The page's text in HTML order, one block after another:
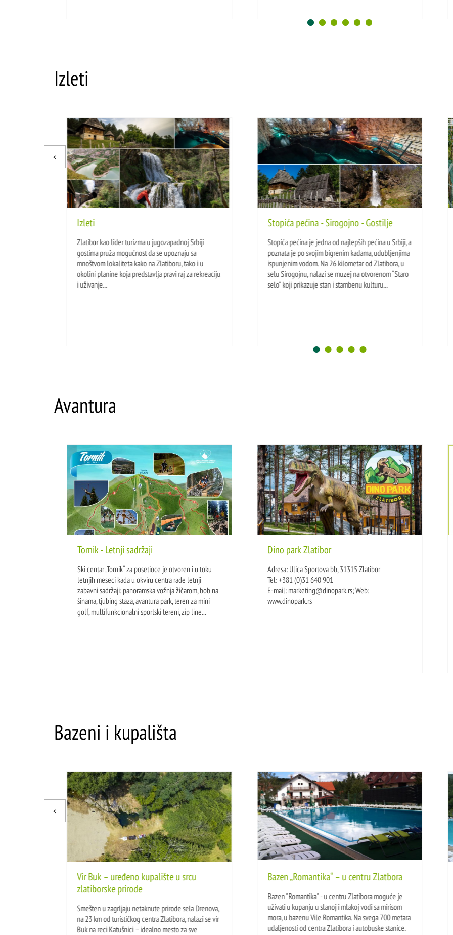
Izleti
Izleti
Zlatibor kao lider turizma u jugozapadnoj Srbiji
gostima pruža mogućnost da se upoznaju sa
mnoštvom lokaliteta kako na Zlatiboru, tako i u
okolini planine koja predstavlja pravi raj za rekreaciju
i uživanje...
Stopića pećina - Sirogojno - Gostilje
Stopića pećina je jedna od najlepših pećina u Srbiji, a
poznata je po svojim bigrenim kadama, udubljenjima
ispunjenim vodom. Na 26 kilometar od Zlatibora, u
selu Sirogojnu, nalazi se muzej na otvorenom “Staro
selo” koji prikazuje stan i stambenu kulturu...
Avantura
Tornik - Letnji sadržaji
Ski centar „Tornik“ za posetioce je otvoren i u toku
letnjih meseci kada u okviru centra rade letnji
zabavni sadržaji: panoramska vožnja žičarom, bob na
šinama, tjubing staza, avantura park, teren za mini
golf, multifunkcionalni sportski tereni, zip line...
Dino park Zlatibor
Adresa: Ulica Sportova bb, 31315 Zlatibor
Tel: +381 (0)31 640 901
E-mail: marketing@dinopark.rs; Web:
www.dinopark.rs
Bazeni i kupališta
Vir Buk – uređeno kupalište u srcu
zlatiborske prirode
Smešten u zagrljaju netaknute prirode sela Drenova,
na 23 km od turističkog centra Zlatibora, nalazi se vir
Buk na reci Katušnici – idealno mesto za sve
Bazen „Romantika“ – u centru Zlatbora
Bazen "Romantika" - u centru Zlatibora moguće je
uživati u kupanju u slanoj i mlakoj vodi sa mirisom
mora, u bazenu Vile Romantika. Na svega 700 metara
udaljenosti od centra Zlatibora i autobuske stanice.